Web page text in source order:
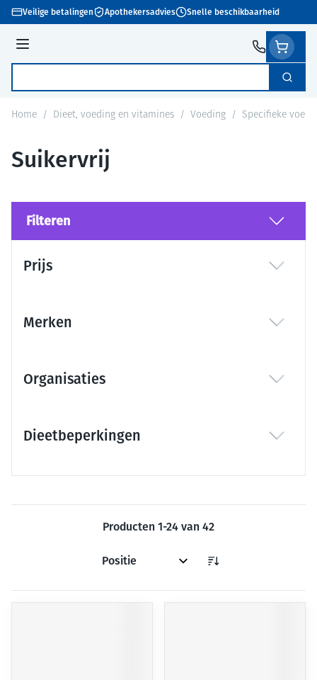
Ga naar de inhoud
Veilige betalingen Apothekersadvies Snelle beschikbaarheid
Menu
Zoek
Home / Dieet, voeding en vitamines / Voeding / Specifieke
Suikervrij
Filteren
Prijs
Merken
Organisaties
Dieetbeperkingen
Producten 1-24 van 42
Sorteer op: